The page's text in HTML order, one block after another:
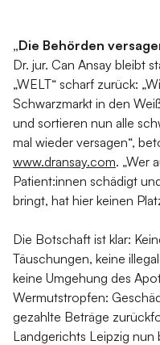
„Die Behörden
Dr. jur. Can Ansay bleibt
„WELT“ scharf zurück:
Schwarzmarkt in den
und sortieren nun alle
mal wieder versagen“,
www.dransay.com. „Wer
Patient:innen schädigt
bringt, hat hier keinen
Die Botschaft ist klar:
Täuschungen, keine
keine Umgehung des
Wermutstropfen:
gezahlte Beträge
Landgerichts Leipzig nun